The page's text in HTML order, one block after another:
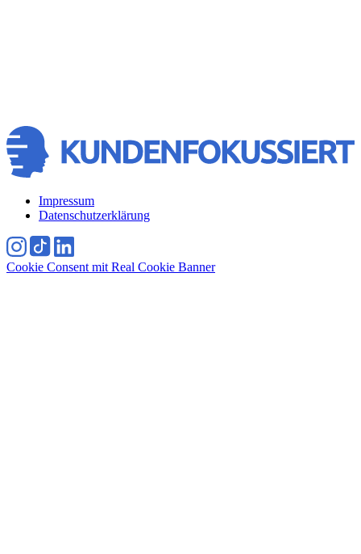
Impressum
Datenschutzerklärung
Cookie Consent mit Real Cookie Banner